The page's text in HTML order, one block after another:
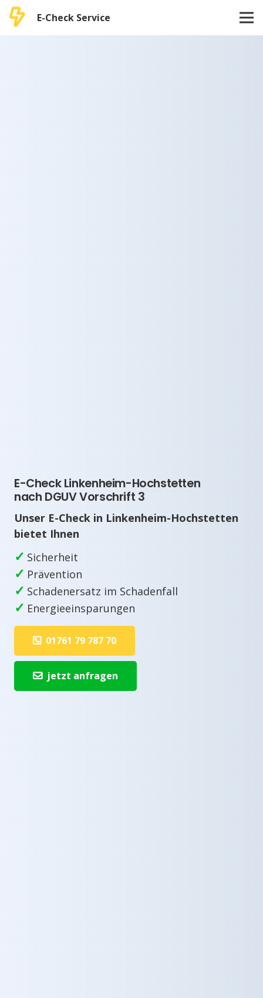
E-Check Service
E-Check Linkenheim-Hochstetten
nach DGUV Vorschrift 3
Unser E-Check in Linkenheim-Hochstetten
bietet Ihnen
✓ Sicherheit
✓ Prävention
✓ Schadenersatz im Schadenfall
✓ Energieeinsparungen
01761 79 787 70
jetzt anfragen